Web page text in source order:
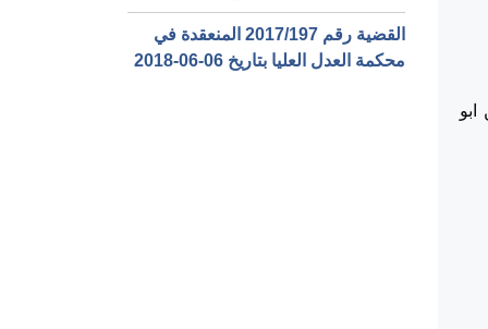
القضية رقم ‎197‏/‎2017‏ المنعقدة في
محكمة العدل العليا بتاريخ ‎2018-06-06‏